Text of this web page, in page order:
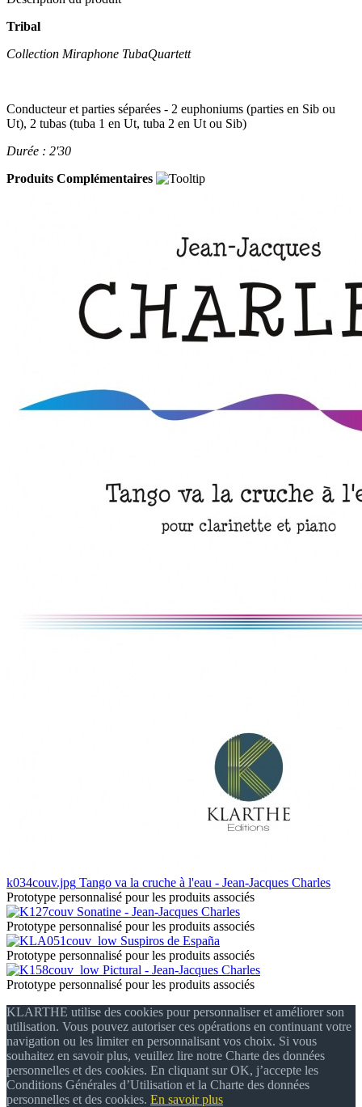
Tribal
Collection Miraphone TubaQuartett
Conducteur et parties séparées - 2 euphoniums (parties en Sib ou
Ut), 2 tubas (tuba 1 en Ut, tuba 2 en Ut ou Sib)
Durée : 2'30
Produits Complémentaires
k034couv.jpg Tango va la cruche à l'eau - Jean-Jacques Charles
Prototype personnalisé pour les produits associés
Sonatine - Jean-Jacques Charles
Prototype personnalisé pour les produits associés
Suspiros de España
Prototype personnalisé pour les produits associés
Pictural - Jean-Jacques Charles
Prototype personnalisé pour les produits associés
KLARTHE utilise des cookies pour personnaliser et améliorer son
utilisation. Vous pouvez autoriser ces opérations en continuant votre
navigation ou les limiter en personnalisant vos choix. Si vous
souhaitez en savoir plus, veuillez lire notre Charte des données
personnelles et des cookies. En cliquant sur OK, j’accepte les
Conditions Générales d’Utilisation et la Charte des données
personnelles et des cookies. En savoir plus